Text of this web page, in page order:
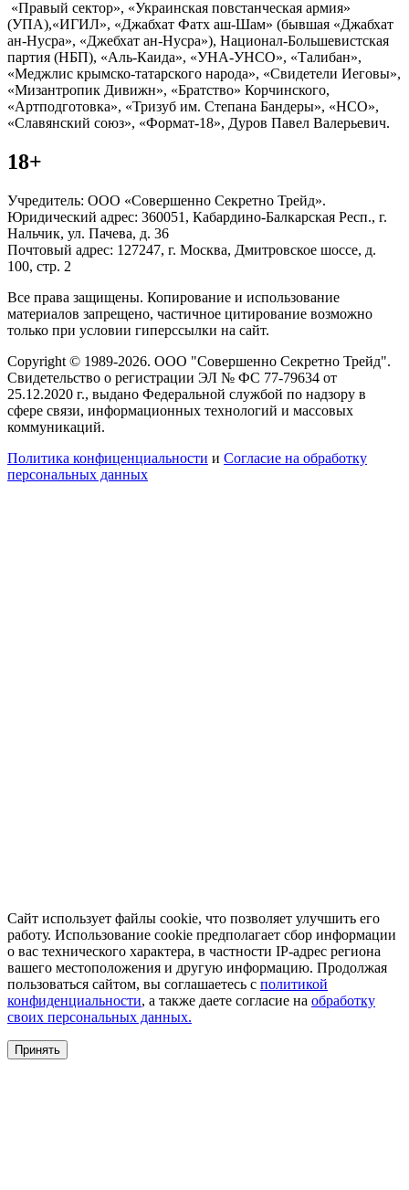
«Правый сектор», «Украинская повстанческая армия»
(УПА),«ИГИЛ», «Джабхат Фатх аш-Шам» (бывшая «Джабхат
ан-Нусра», «Джебхат ан-Нусра»), Национал-Большевистская
партия (НБП), «Аль-Каида», «УНА-УНСО», «Талибан»,
«Меджлис крымско-татарского народа», «Свидетели Иеговы»,
«Мизантропик Дивижн», «Братство» Корчинского,
«Артподготовка», «Тризуб им. Степана Бандеры», «НСО»,
«Славянский союз», «Формат-18», Дуров Павел Валерьевич.
18+
Учредитель: ООО «Совершенно Секретно Трейд».
Юридический адрес: 360051, Кабардино-Балкарская Респ., г.
Нальчик, ул. Пачева, д. 36
Почтовый адрес: 127247, г. Москва, Дмитровское шоссе, д.
100, стр. 2
Все права защищены. Копирование и использование
материалов запрещено, частичное цитирование возможно
только при условии гиперссылки на сайт.
Copyright © 1989-2026. ООО "Совершенно Секретно Трейд".
Свидетельство о регистрации ЭЛ № ФС 77-79634 от
25.12.2020 г., выдано Федеральной службой по надзору в
сфере связи, информационных технологий и массовых
коммуникаций.
Политика конфиценциальности и Согласие на обработку
персональных данных
Сайт использует файлы cookie, что позволяет улучшить его
работу. Использование cookie предполагает сбор информации
о вас технического характера, в частности IP-адрес региона
вашего местоположения и другую информацию. Продолжая
пользоваться сайтом, вы соглашаетесь с политикой
конфиденциальности, а также даете согласие на обработку
своих персональных данных.
Принять